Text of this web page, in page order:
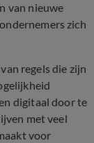
van nieuwe
zich
regels die zijn
digitaal door te
met veel
voor